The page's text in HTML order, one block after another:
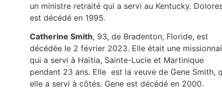
un ministre retraité qui a servi au Kentucky.
est décédé en 1995.
Catherine Smith, 93, de Bradenton, Floride, est
décédée le 2 février 2023. Elle était une
qui a servi à Haïtia, Sainte-Lucie et Martinique
pendant 23 ans. Elle est la veuve de Gene Smith,
elle a servi à côtés. Gene est décédé en 2000.